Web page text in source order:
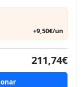
+9,50€/un
211,74€